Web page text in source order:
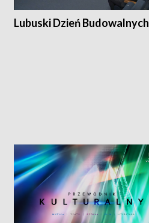
Lubuski Dzień Budowalnych